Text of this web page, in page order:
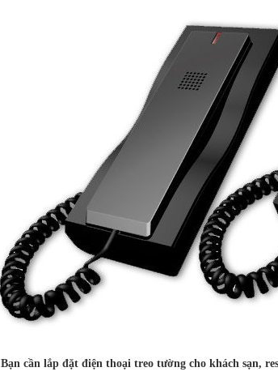
Bạn cần lắp đặt điện thoại treo tường cho khách sạn,